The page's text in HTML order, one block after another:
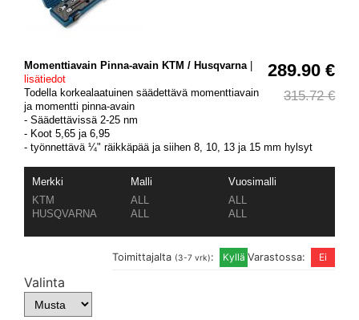
289.90 €
315.72 €
Momenttiavain Pinna-avain KTM / Husqvarna|
lisätiedot
Todella korkealaatuinen säädettävä momenttiavain
ja momentti pinna-avain
- Säädettävissä 2-25 nm
- Koot 5,65 ja 6,95
- työnnettävä ¼" räikkäpää ja siihen 8, 10, 13 ja 15 mm hylsyt
Merkki Malli
Vuosimalli
KTM
ALL
ALL
HUSQVARNA
ALL ALL
Varastossa:
Toimittajalta (3-7 vrk):
Valinta